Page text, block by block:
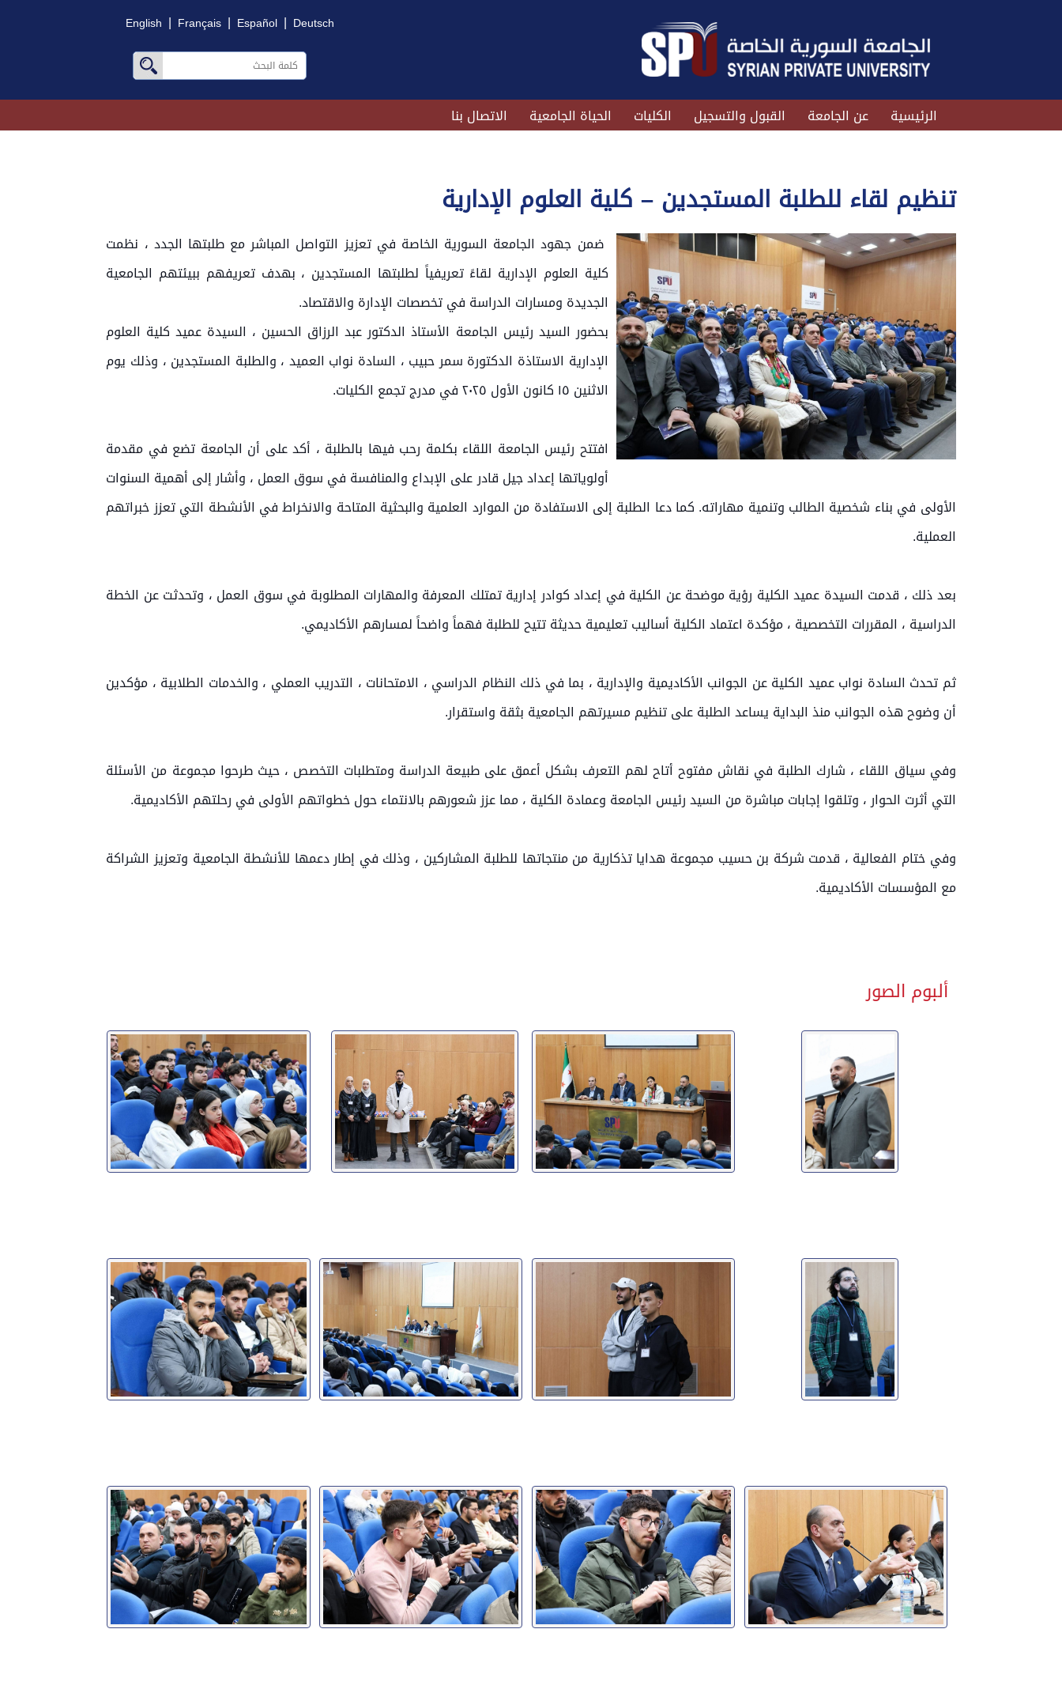
English | Français | Español | Deutsch
الرئيسية عن الجامعة القبول والتسجيل الكليات الحياة الجامعية الاتصال بنا
تنظيم لقاء للطلبة المستجدين – كلية العلوم الإدارية
ضمن جهود الجامعة السورية الخاصة في تعزيز التواصل المباشر مع طلبتها الجدد ، نظمت
كلية العلوم الإدارية لقاءً تعريفياً لطلبتها المستجدين ، بهدف تعريفهم ببيئتهم الجامعية
الجديدة ومسارات الدراسة في تخصصات الإدارة والاقتصاد.
بحضور السيد رئيس الجامعة الأستاذ الدكتور عبد الرزاق الحسين ، السيدة عميد كلية العلوم
الإدارية الاستاذة الدكتورة سمر حبيب ، السادة نواب العميد ، والطلبة المستجدين ، وذلك يوم
الاثنين ١٥ كانون الأول ٢٠٢٥ في مدرج تجمع الكليات.
افتتح رئيس الجامعة اللقاء بكلمة رحب فيها بالطلبة ، أكد على أن الجامعة تضع في مقدمة
أولوياتها إعداد جيل قادر على الإبداع والمنافسة في سوق العمل ، وأشار إلى أهمية السنوات
الأولى في بناء شخصية الطالب وتنمية مهاراته. كما دعا الطلبة إلى الاستفادة من الموارد العلمية والبحثية المتاحة والانخراط في الأنشطة التي تعزز خبراتهم
العملية.
بعد ذلك ، قدمت السيدة عميد الكلية رؤية موضحة عن الكلية في إعداد كوادر إدارية تمتلك المعرفة والمهارات المطلوبة في سوق العمل ، وتحدثت عن الخطة
الدراسية ، المقررات التخصصية ، مؤكدة اعتماد الكلية أساليب تعليمية حديثة تتيح للطلبة فهماً واضحاً لمسارهم الأكاديمي.
ثم تحدث السادة نواب عميد الكلية عن الجوانب الأكاديمية والإدارية ، بما في ذلك النظام الدراسي ، الامتحانات ، التدريب العملي ، والخدمات الطلابية ، مؤكدين
أن وضوح هذه الجوانب منذ البداية يساعد الطلبة على تنظيم مسيرتهم الجامعية بثقة واستقرار.
وفي سياق اللقاء ، شارك الطلبة في نقاش مفتوح أتاح لهم التعرف بشكل أعمق على طبيعة الدراسة ومتطلبات التخصص ، حيث طرحوا مجموعة من الأسئلة
التي أثرت الحوار ، وتلقوا إجابات مباشرة من السيد رئيس الجامعة وعمادة الكلية ، مما عزز شعورهم بالانتماء حول خطواتهم الأولى في رحلتهم الأكاديمية.
وفي ختام الفعالية ، قدمت شركة بن حسيب مجموعة هدايا تذكارية من منتجاتها للطلبة المشاركين ، وذلك في إطار دعمها للأنشطة الجامعية وتعزيز الشراكة
مع المؤسسات الأكاديمية.
ألبوم الصور